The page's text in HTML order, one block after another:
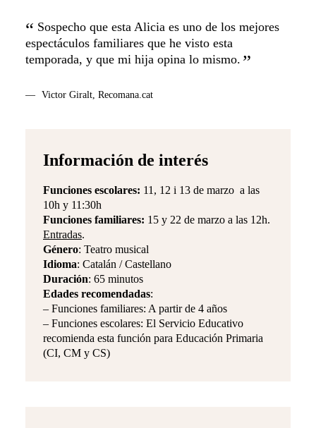
Sospecho que esta Alicia es uno de los mejores
espectáculos familiares que he visto esta
temporada, y que mi hija opina lo mismo.
Victor Giralt, Recomana.cat
Información de interés
Funciones escolares: 11, 12 i 13 de marzo a las
10h y 11:30h
Funciones familiares: 15 y 22 de marzo a las 12h.
Entradas.
Género: Teatro musical
Idioma: Catalán / Castellano
Duración: 65 minutos
Edades recomendadas:
– Funciones familiares: A partir de 4 años
– Funciones escolares: El Servicio Educativo
recomienda esta función para Educación Primaria
(CI, CM y CS)